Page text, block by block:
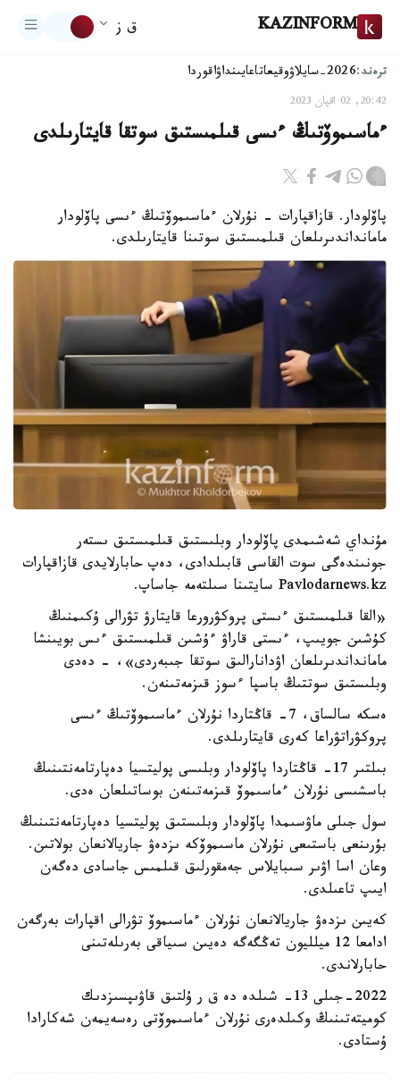
KAZINFORM ق ز
ترەند:2026-سايلاۋ وقيعاتاعايىنداۋاقوردا
20:42, 02 اقپان 2023
ءماسىموۆتىڭ ءىسى قىلمىستىق سوتقا قايتارىلدى
پاۆلودار. قازاقپارات - نۇرلان ءماسىموۆتىڭ ءىسى پاۆلودار
مامانداندىرىلعان قىلمىستىق سوتىنا قايتارىلدى.
مۇنداي شەشىمدى پاۆلودار وبلىستىق قىلمىستىق ىستەر
جونىندەگى سوت القاسى قابىلدادى، دەپ حابارلايدى قازاقپارات
Pavlodarnews.kz سايتىنا سىلتەمە جاساپ.
«القا قىلمىستىق ءىستى پروكۋرورعا قايتارۋ تۋرالى ۇكىمنىڭ
كۇشىن جويىپ، ءىستى قاراۋ ءۇشىن قىلمىستىق ءىس بويىنشا
مامانداندىرىلعان اۋدانارالىق سوتقا جىبەردى»، - دەدى
وبلىستىق سوتتىڭ باسپا ءسوز قىزمەتىنەن.
ەسكە سالساق، 7- قاڭتاردا نۇرلان ءماسىموۆتىڭ ءىسى
پروكۋراتۋراعا كەرى قايتارىلدى.
بىلتىر 17- قاڭتاردا پاۆلودار وبلىسى پوليتسيا دەپارتامەنتىنىڭ
باسشىسى نۇرلان ءماسىموۆ قىزمەتىنەن بوساتىلعان ەدى.
سول جىلى ماۋسىمدا پاۆلودار وبلىستىق پوليتسيا دەپارتامەنتىنىڭ
بۇرىنعى باستىعى نۇرلان ماسىموۆكە ىزدەۋ جاريالانعان بولاتىن.
وعان اسا اۋىر سىبايلاس جەمقورلىق قىلمىس جاسادى دەگەن
ايىپ تاعىلدى.
كەيىن ىزدەۋ جاريالانعان نۇرلان ءماسىموۆ تۋرالى اقپارات بەرگەن
ادامعا 12 ميلليون تەڭگەگە دەيىن سىياقى بەرىلەتىنى
حابارلاندى.
2022-جىلى 13- شىلدە دە ق ر ۇلتىق قاۋىپسىزدىك
كوميتەتىنىڭ وكىلدەرى نۇرلان ءماسىموۆتى رەسەيمەن شەكارادا
ۇستادى.